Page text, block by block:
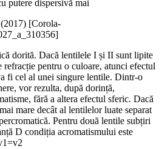
putere dispersivă mai
(2017) [Corola-
dorită. Dacă lentilele I și II sunt lipite
refracție pentru o culoare, atunci efectul
fi cel al unei singure lentile. Dintr-o
vor rezulta, după dorință,
fără a altera efectul sferic. Dacă
mare decât al lentilelor luate separat
Pentru două lentile subțiri
D condiția acromatismului este